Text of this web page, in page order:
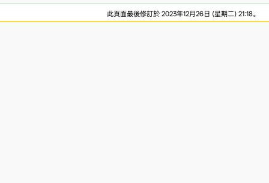
此頁面最後修訂於 2023年12月26日 (星期二) 21:18。